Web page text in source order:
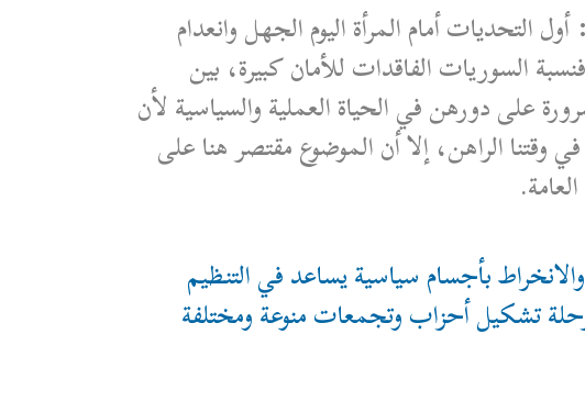
أمام المرأة اليوم الجهل وانعدام
السوريات الفاقدات للأمان كبيرة، بين
على دورهن في الحياة العملية والسياسية لأن
وقتنا الراهن، إلا أن الموضوع مقتصر هنا على
بأجسام سياسية يساعد في التنظيم
تشكيل أحزاب وتجمعات منوعة ومختلفة